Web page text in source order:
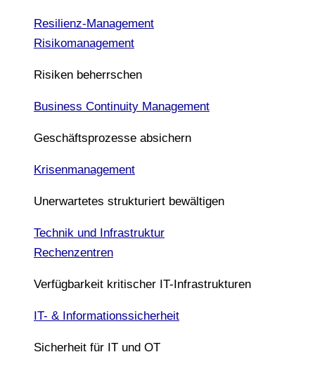
Resilienz-Management
Risikomanagement
Risiken beherrschen
Business Continuity Management
Geschäftsprozesse absichern
Krisenmanagement
Unerwartetes strukturiert bewältigen
Technik und Infrastruktur
Rechenzentren
Verfügbarkeit kritischer IT-Infrastrukturen
IT- & Informationssicherheit
Sicherheit für IT und OT